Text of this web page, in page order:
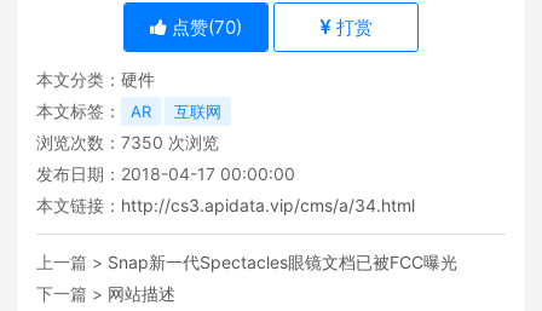
点赞(70) 打赏
本文分类： 硬件
本文标签：
AR 互联网
浏览次数： 7350 次浏览
发布日期：2018-04-17 00:00:00
本文链接： http://cs3.apidata.vip/cms/a/34.html
上一篇 > Snap新一代Spectacles眼镜文档已被FCC曝光
下一篇 > 网站描述